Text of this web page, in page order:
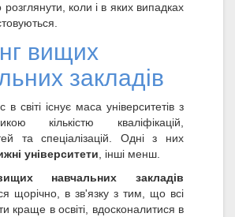
коли і в яких випадках
вищих
закладів
світі існує маса університетів з
кількістю кваліфікацій,
та спеціалізацій. Одні з них
університети , інші менш.
навчальних закладів
щорічно, в зв'язку з тим, що всі
краще в освіті, вдосконалитися в